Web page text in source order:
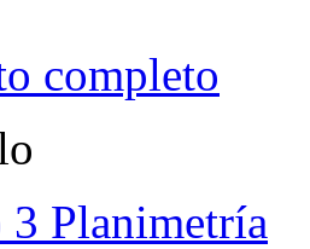
completo
Planimetría